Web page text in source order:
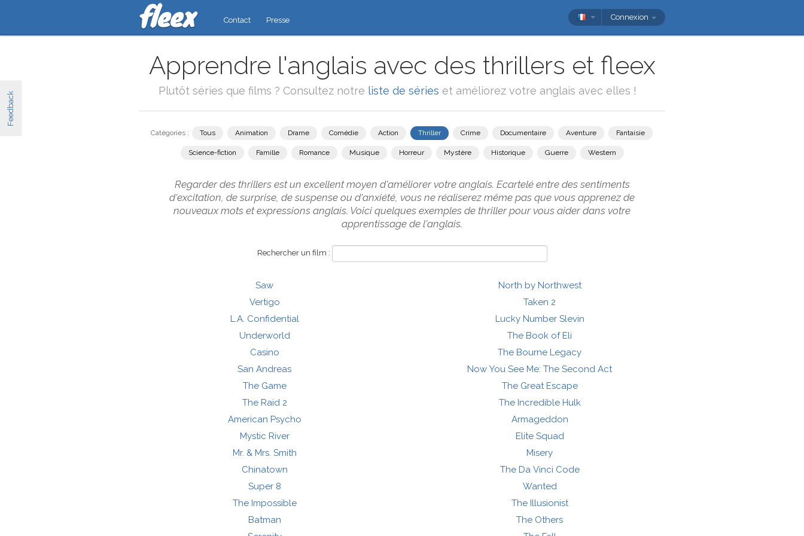
Feedback
Contact Presse Connexion
Apprendre l'anglais avec des thrillers et fleex
Plutôt séries que films ? Consultez notre liste de séries et améliorez votre anglais avec elles !
Catégories : Tous Animation Drame Comédie Action Thriller Crime Documentaire Aventure Fantaisie
Science-fiction Famille Romance Musique Horreur Mystère Historique Guerre Western
Regarder des thrillers est un excellent moyen d'améliorer votre anglais. Ecartelé entre des sentiments
d'excitation, de surprise, de suspense ou d'anxiété, vous ne réaliserez même pas que vous apprenez de
nouveaux mots et expressions anglais. Voici quelques exemples de thriller pour vous aider dans votre
apprentissage de l'anglais.
Rechercher un film :
Saw
Vertigo
L.A. Confidential
Underworld
Casino
San Andreas
The Game
The Raid 2
American Psycho
Mystic River
Mr. & Mrs. Smith
Chinatown
Super 8
The Impossible
Batman
North by Northwest
Taken 2
Lucky Number Slevin
The Book of Eli
The Bourne Legacy
Now You See Me: The Second Act
The Great Escape
The Incredible Hulk
Armageddon
Elite Squad
Misery
The Da Vinci Code
Wanted
The Illusionist
The Others